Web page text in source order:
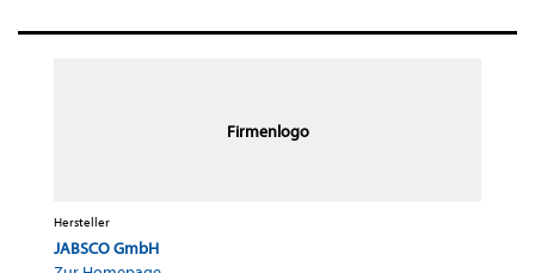
Firmenlogo
Hersteller
JABSCO GmbH